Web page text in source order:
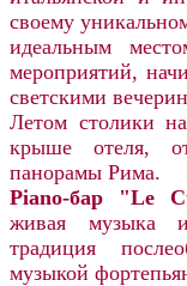
своему
идеальным
мероприятий,
светскими
Летом столики
крыше отеля,
панорамы Рима.
Piano-бар "Le
живая музыка и
традиция
музыкой